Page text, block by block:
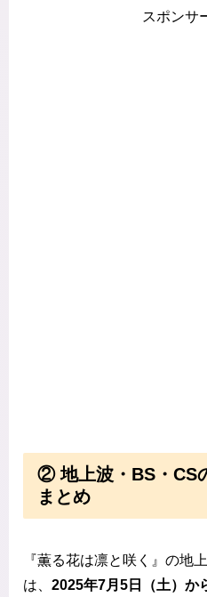
スポンサ
② 地上波・BS・CS
まとめ
『薫る花は凛と咲く』の地
は、 2025年7月5日（土）か